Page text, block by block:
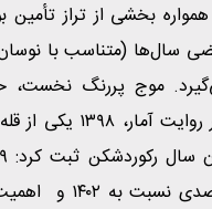
بخشی از تراز تأمین
سال‌ها (متناسب با
۱۳۹۸ دیده شد و در
یعنی رشد ۷۷.5